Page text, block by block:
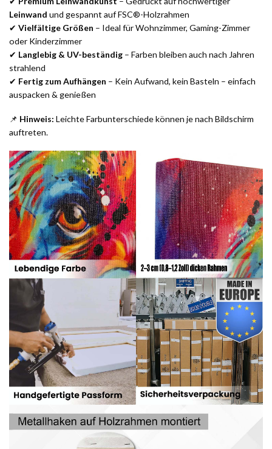
Leinwand und gespannt auf FSC®-Holzrahmen
✔ Vielfältige Größen – Ideal für Wohnzimmer, Gaming-Zimmer
oder Kinderzimmer
✔ Langlebig & UV-beständig – Farben bleiben auch nach Jahren
strahlend
✔ Fertig zum Aufhängen – Kein Aufwand, kein Basteln – einfach
auspacken & genießen
📌 Hinweis: Leichte Farbunterschiede können je nach Bildschirm
auftreten.